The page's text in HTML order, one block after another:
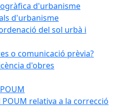
d'urbanisme
d'urbanisme
del sol urbà i
o comunicació prèvia?
d'obres
POUM relativa a la correcció